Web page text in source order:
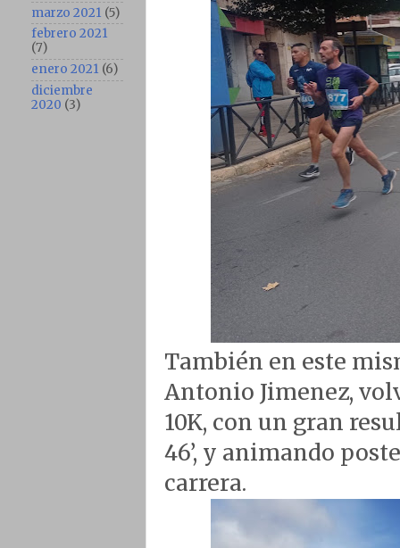
También en este
Antonio Jimenez,
10K, con un gran
46’, y animando
carrera.
marzo 2021 (5)
febrero 2021
(7)
enero 2021 (6)
diciembre
2020 (3)